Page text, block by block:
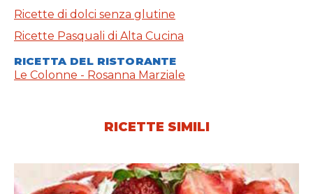
Ricette di dolci senza glutine
Ricette Pasquali di Alta Cucina
RICETTA DEL RISTORANTE
Le Colonne - Rosanna Marziale
RICETTE SIMILI